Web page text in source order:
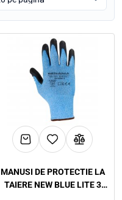
MANUSI DE PROTECTIE LA
TAIERE NEW BLUE LITE 3